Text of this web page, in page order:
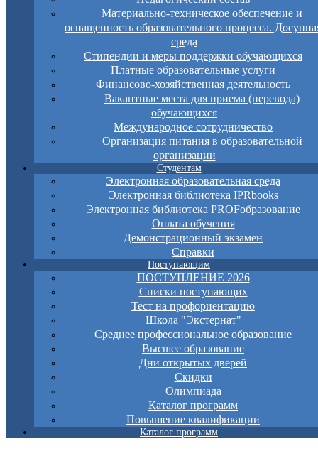
Материально-техническое обеспечение и
оснащенность образовательного процесса.
среда
Стипендии и меры поддержки обучающихся
Платные образовательные услуги
Финансово-хозяйственная деятельность
Вакантные места для приема (перевода)
обучающихся
Международное сотрудничество
Организация питания в образовательной
организации
Студентам
Электронная образовательная среда
Электронная библиотека IPRbooks
Электронная библиотека PROFобразование
Оплата обучения
Демонстрационный экзамен
Справки
Поступающим
ПОСТУПЛЕНИЕ 2026
Списки поступающих
Тест на профориентацию
Школа "Экстернат"
Среднее профессиональное образование
Высшее образование
Дни открытых дверей
Скидки
Олимпиада
Каталог программ
Повышение квалификации
Каталог программ